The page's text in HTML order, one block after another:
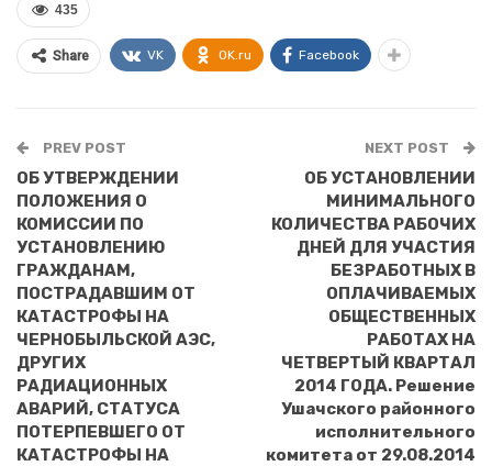
435
Share VK OK.ru Facebook
PREV POST
ОБ УТВЕРЖДЕНИИ
ПОЛОЖЕНИЯ О
КОМИССИИ ПО
УСТАНОВЛЕНИЮ
ГРАЖДАНАМ,
ПОСТРАДАВШИМ ОТ
КАТАСТРОФЫ НА
ЧЕРНОБЫЛЬСКОЙ АЭС,
ДРУГИХ
РАДИАЦИОННЫХ
АВАРИЙ, СТАТУСА
ПОТЕРПЕВШЕГО ОТ
КАТАСТРОФЫ НА
NEXT POST
ОБ УСТАНОВЛЕНИИ
МИНИМАЛЬНОГО
КОЛИЧЕСТВА РАБОЧИХ
ДНЕЙ ДЛЯ УЧАСТИЯ
БЕЗРАБОТНЫХ В
ОПЛАЧИВАЕМЫХ
ОБЩЕСТВЕННЫХ
РАБОТАХ НА
ЧЕТВЕРТЫЙ КВАРТАЛ
2014 ГОДА. Решение
Ушачского районного
исполнительного
комитета от 29.08.2014